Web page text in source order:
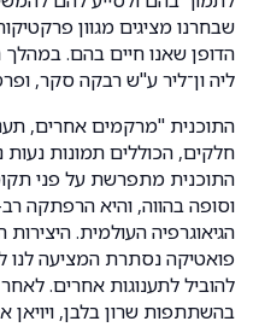
שבחרנו מציגים מגוון
הדופן שאנו חיים בהם.
ליה ון־ליר ע"ש רבקה סקר,
התוכנית "מרקמים אחרים,
חלקים, הכוללים תמונות נעות
התוכנית מתפרשת על פני
וסופה בהווה, והיא הרפתקה
הגיאוגרפיה העולמית.
פואטיקה נסתרת המציעה לנו
להוביל לתענוגות אחרים.
בהשתתפות שרון בלבן, ויויאן